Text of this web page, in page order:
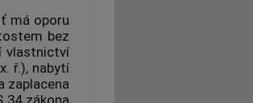
má oporu
bez
vlastnictví
ř.), nabytí
zaplacena
34 zákona